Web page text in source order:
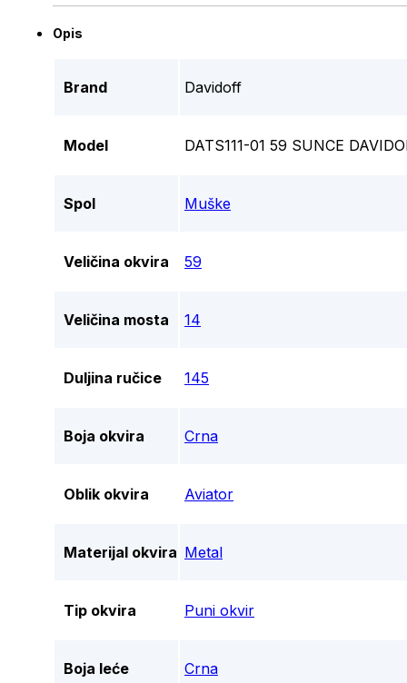
Opis
Brand Davidoff
Model DATS111-01 59 SUNCE
Spol Muške
Veličina okvira 59
Veličina mosta 14
Duljina ručice 145
Boja okvira Crna
Oblik okvira Aviator
Materijal okvira Metal
Tip okvira Puni okvir
Boja leće Crna